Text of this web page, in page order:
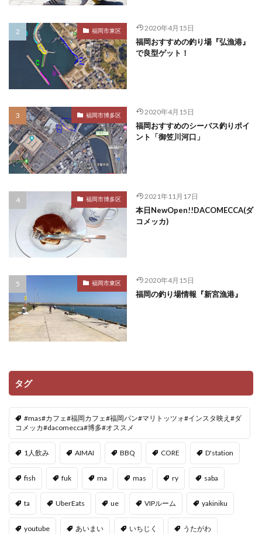
福岡市東区 2020年4月15日
福岡おすすめの釣り場『弘漁港』
で良型ゲット！
福岡市博多区 2020年4月15日
福岡おすすめのシーバス釣りポイ
ント「御笠川河口」
福岡市博多区 2021年11月17日
本日NewOpen!!DACOMECCA(ダ
コメッカ)
福岡市東区 2020年4月15日
福岡の釣り場情報『新宮漁港』
タグ
#mas#カフェ#福岡カフェ#福岡パン#マリトッツォ#インスタ映え#ダ
コメッカ#dacomecca#博多#オススメ
1人飲み AIMAI BBQ CORE D'station
fish fuk ma mas ry saba
ta UberEats ue VIPルーム yakiniku
youtube あいまい いちじく うたがわ